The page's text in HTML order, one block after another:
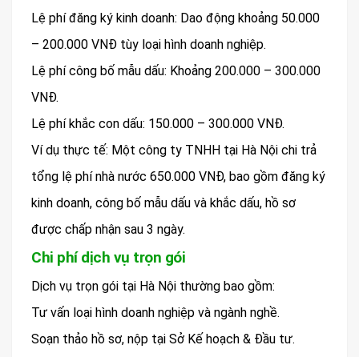
Lệ phí đăng ký kinh doanh: Dao động khoảng 50.000
– 200.000 VNĐ tùy loại hình doanh nghiệp.
Lệ phí công bố mẫu dấu: Khoảng 200.000 – 300.000
VNĐ.
Lệ phí khắc con dấu: 150.000 – 300.000 VNĐ.
Ví dụ thực tế: Một công ty TNHH tại Hà Nội chi trả
tổng lệ phí nhà nước 650.000 VNĐ, bao gồm đăng ký
kinh doanh, công bố mẫu dấu và khắc dấu, hồ sơ
được chấp nhận sau 3 ngày.
Chi phí dịch vụ trọn gói
Dịch vụ trọn gói tại Hà Nội thường bao gồm:
Tư vấn loại hình doanh nghiệp và ngành nghề.
Soạn thảo hồ sơ, nộp tại Sở Kế hoạch & Đầu tư.